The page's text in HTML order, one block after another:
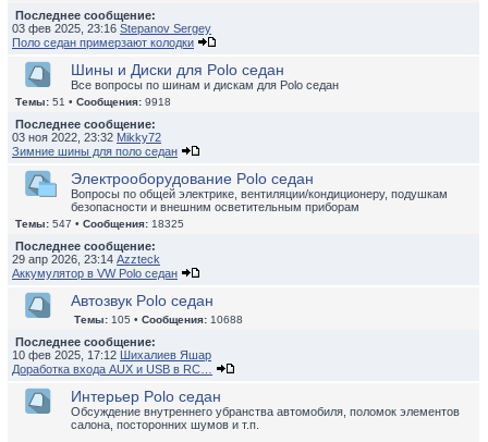
Последнее сообщение:
03 фев 2025, 23:16 Stepanov Sergey
Поло седан примерзают колодки
Шины и Диски для Polo седан
Все вопросы по шинам и дискам для Polo седан
Темы: 51 • Сообщения: 9918
Последнее сообщение:
03 ноя 2022, 23:32 Mikky72
Зимние шины для поло седан
Электрооборудование Polo седан
Вопросы по общей электрике, вентиляции/кондиционеру, подушкам
безопасности и внешним осветительным приборам
Темы: 547 • Сообщения: 18325
Последнее сообщение:
29 апр 2026, 23:14 Azzteck
Аккумулятор в VW Polo седан
Автозвук Polo седан
Темы: 105 • Сообщения: 10688
Последнее сообщение:
10 фев 2025, 17:12 Шихалиев Яшар
Доработка входа AUX и USB в RC…
Интерьер Polo седан
Обсуждение внутреннего убранства автомобиля, поломок элементов
салона, посторонних шумов и т.п.